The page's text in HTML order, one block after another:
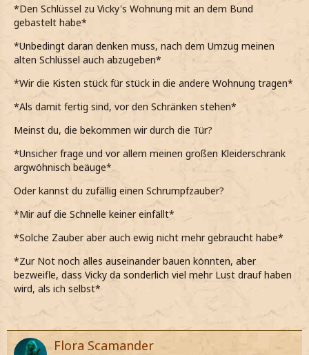
*Den Schlüssel zu Vicky's Wohnung mit an dem Bund
gebastelt habe*
*Unbedingt daran denken muss, nach dem Umzug meinen
alten Schlüssel auch abzugeben*
*Wir die Kisten stück für stück in die andere Wohnung tragen*
*Als damit fertig sind, vor den Schränken stehen*
Meinst du, die bekommen wir durch die Tür?
*Unsicher frage und vor allem meinen großen Kleiderschrank
argwöhnisch beäuge*
Oder kannst du zufällig einen Schrumpfzauber?
*Mir auf die Schnelle keiner einfällt*
*Solche Zauber aber auch ewig nicht mehr gebraucht habe*
*Zur Not noch alles auseinander bauen könnten, aber
bezweifle, dass Vicky da sonderlich viel mehr Lust drauf haben
wird, als ich selbst*
Flora Scamander